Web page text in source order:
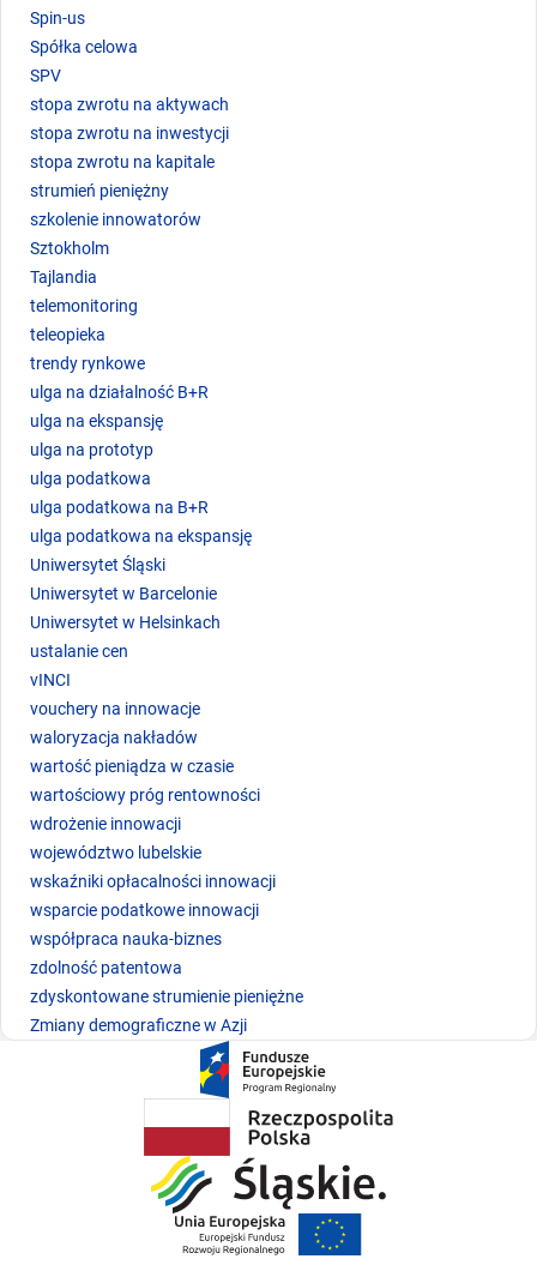
Spin-us
Spółka celowa
SPV
stopa zwrotu na aktywach
stopa zwrotu na inwestycji
stopa zwrotu na kapitale
strumień pieniężny
szkolenie innowatorów
Sztokholm
Tajlandia
telemonitoring
teleopieka
trendy rynkowe
ulga na działalność B+R
ulga na ekspansję
ulga na prototyp
ulga podatkowa
ulga podatkowa na B+R
ulga podatkowa na ekspansję
Uniwersytet Śląski
Uniwersytet w Barcelonie
Uniwersytet w Helsinkach
ustalanie cen
vINCI
vouchery na innowacje
waloryzacja nakładów
wartość pieniądza w czasie
wartościowy próg rentowności
wdrożenie innowacji
województwo lubelskie
wskaźniki opłacalności innowacji
wsparcie podatkowe innowacji
współpraca nauka-biznes
zdolność patentowa
zdyskontowane strumienie pieniężne
Zmiany demograficzne w Azji